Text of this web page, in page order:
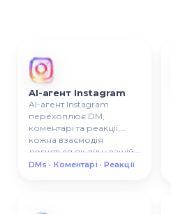
AI-агент Instagram
AI-агент Instagram
перехоплює DM,
коментарі та реакції,
кожна взаємодія
логується як лід у вашій
CRM.
DMs · Коментарі · Реакції